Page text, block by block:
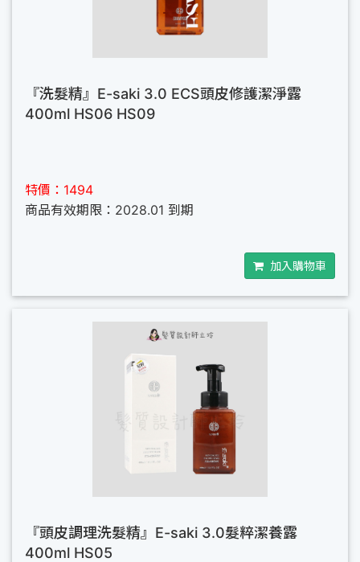
『洗髮精』E-saki 3.0 ECS頭皮修護潔淨露
400ml HS06 HS09
特價：1494
商品有效期限：2028.01 到期
加入購物車
『頭皮調理洗髮精』E-saki 3.0髮粹潔養露
400ml HS05